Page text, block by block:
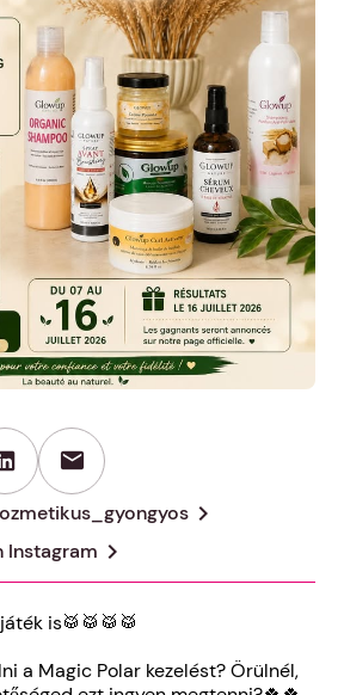
mail
chevron_right
Instagram chevron_right
is🥁🥁🥁🥁
a Magic Polar kezelést? Örülnél,